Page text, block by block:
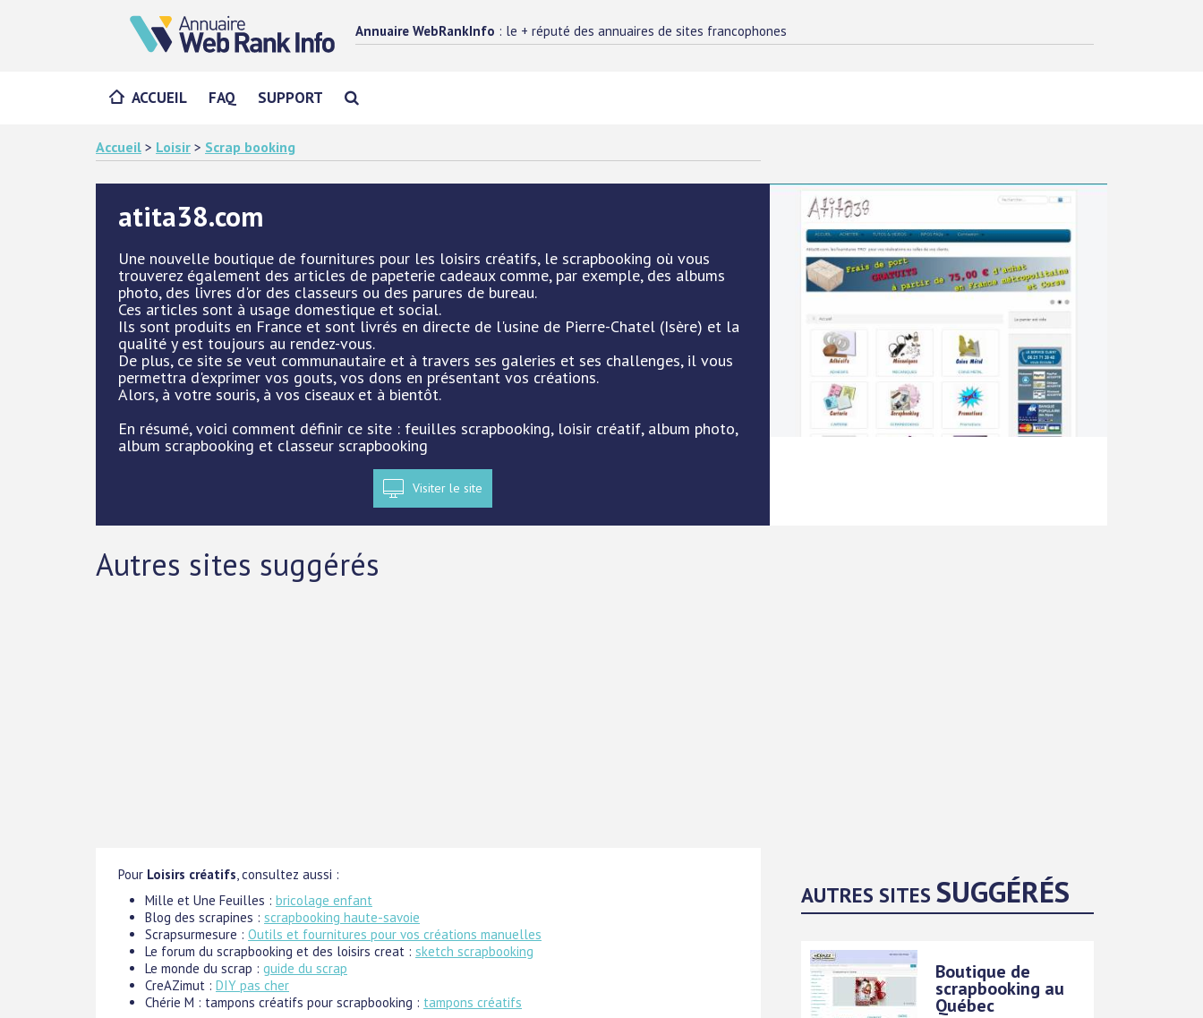
Annuaire WebRankInfo : le + réputé des annuaires de sites francophones
ACCUEIL FAQ SUPPORT
Accueil > Loisir > Scrap booking
atita38.com
Une nouvelle boutique de fournitures pour les loisirs créatifs, le scrapbooking où vous
trouverez également des articles de papeterie cadeaux comme, par exemple, des albums
photo, des livres d'or des classeurs ou des parures de bureau.
Ces articles sont à usage domestique et social.
Ils sont produits en France et sont livrés en directe de l'usine de Pierre-Chatel (Isère) et la
qualité y est toujours au rendez-vous.
De plus, ce site se veut communautaire et à travers ses galeries et ses challenges, il vous
permettra d'exprimer vos gouts, vos dons en présentant vos créations.
Alors, à votre souris, à vos ciseaux et à bientôt.
En résumé, voici comment définir ce site : feuilles scrapbooking, loisir créatif, album photo,
album scrapbooking et classeur scrapbooking
Visiter le site
Autres sites suggérés
Pour Loisirs créatifs , consultez aussi :
Mille et Une Feuilles : bricolage enfant
Blog des scrapines : scrapbooking haute-savoie
Scrapsurmesure : Outils et fournitures pour vos créations manuelles
Le forum du scrapbooking et des loisirs creat : sketch scrapbooking
Le monde du scrap : guide du scrap
CreAZimut : DIY pas cher
Chérie M : tampons créatifs pour scrapbooking : tampons créatifs
AUTRES SITESSUGGÉRÉS
Boutique de
scrapbooking au
Québec